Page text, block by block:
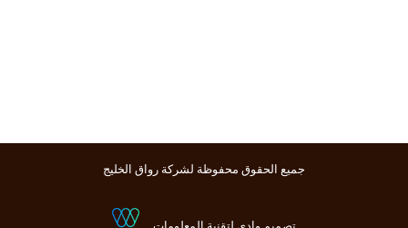
جميع الحقوق محفوظة لشركة رواق الخليج